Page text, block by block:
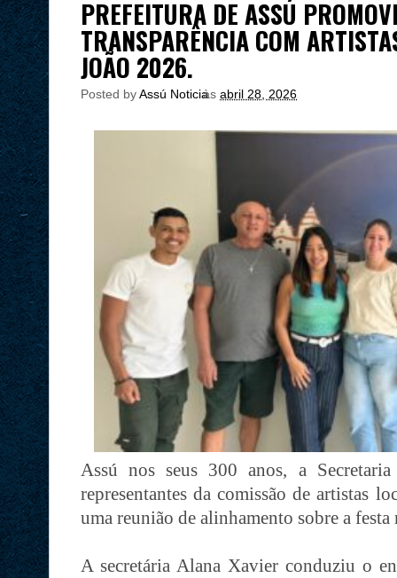
PREFEITURA DE ASSÚ
TRANSPARÊNCIA COM
JOÃO 2026.
Posted byAssú Noticia
às abril 28, 2026
Assú nos seus 300 anos, a
representantes da comissão de artistas
uma reunião de alinhamento sobre a
A secretária Alana Xavier conduziu o